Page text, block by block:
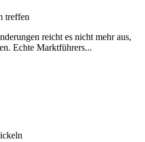
treffen
reicht es nicht mehr aus,
Echte Marktführers...